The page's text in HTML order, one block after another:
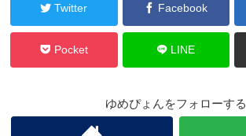
Twitter Facebook
Pocket LINE
ゆめぴょんをフォローする